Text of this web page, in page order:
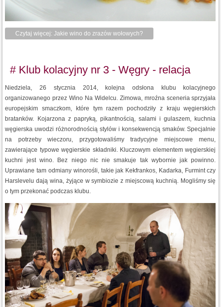
Czytaj więcej: Jakie wino do zrazów wołowych?
# Klub kolacyjny nr 3 - Węgry - relacja
Niedziela, 26 stycznia 2014, kolejna odsłona klubu kolacyjnego
organizowanego przez Wino Na Widelcu. Zimowa, mroźna sceneria sprzyjała
europejskim smaczkom, które tym razem pochodziły z kraju węgierskich
bratanków. Kojarzona z papryką, pikantnością, salami i gulaszem, kuchnia
węgierska uwodzi różnorodnością stylów i konsekwencją smaków. Specjalnie
na potrzeby wieczoru, przygotowaliśmy tradycyjne miejscowe menu,
zawierające typowe węgierskie składniki. Kluczowym elementem węgierskiej
kuchni jest wino. Bez niego nic nie smakuje tak wybornie jak powinno.
Uprawiane tam odmiany winorośli, takie jak Kekfrankos, Kadarka, Furmint czy
Harslevelu dają wina, żyjące w symbiozie z miejscową kuchnią. Mogliśmy się
o tym przekonać podczas klubu.